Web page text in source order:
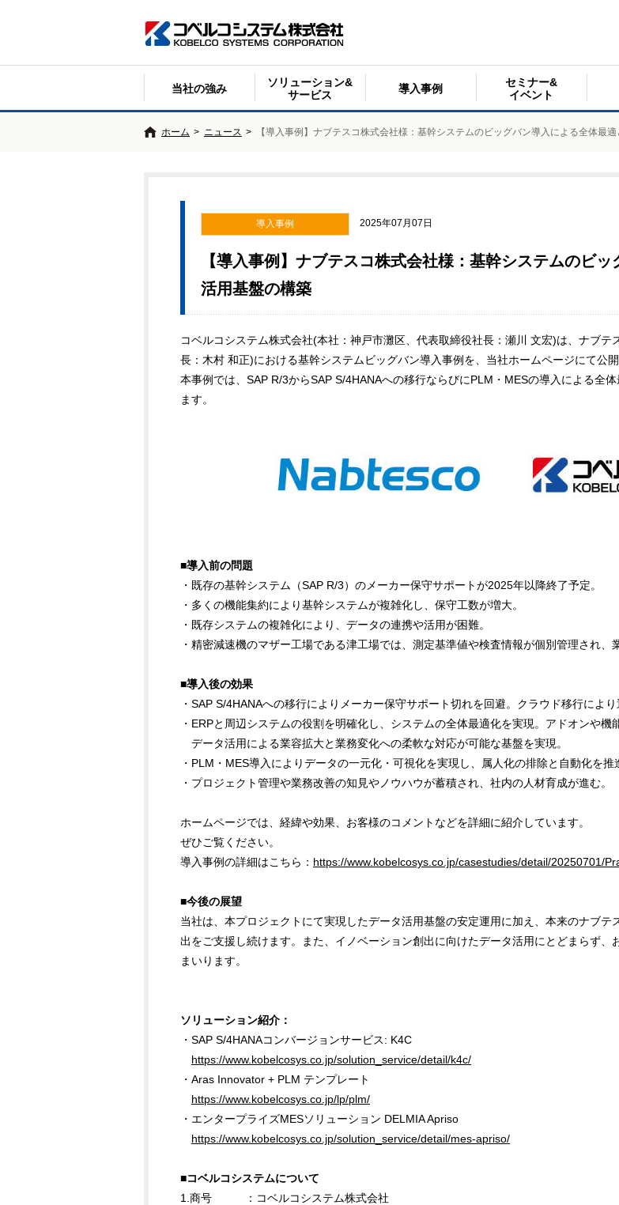
当社の強み
ソリューション&
サービス
導入事例
セミナー&
イベント
ホーム > ニュース > 【導入事例】ナブテスコ株式会社様：基幹システムのビッグバン導入による全体最
導入事例 2025年07月07日
【導入事例】ナブテスコ株式会社様：基幹システムのビ
活用基盤の構築
コベルコシステム株式会社(本社：神戸市灘区、代表取締役社長：瀬川 文宏)は、ナブ
長：木村 和正)における基幹システムビッグバン導入事例を、当社ホームページにて公開
本事例では、SAP R/3からSAP S/4HANAへの移行ならびにPLM・MESの導入による全
ます。
■導入前の問題
・既存の基幹システム（SAP R/3）のメーカー保守サポートが2025年以降終了予定。
・多くの機能集約により基幹システムが複雑化し、保守工数が増大。
・既存システムの複雑化により、データの連携や活用が困難。
・精密減速機のマザー工場である津工場では、測定基準値や検査情報が個別管理され、
■導入後の効果
・SAP S/4HANAへの移行によりメーカー保守サポート切れを回避。クラウド移行により
・ERPと周辺システムの役割を明確化し、システムの全体最適化を実現。アドオンや機
データ活用による業容拡大と業務変化への柔軟な対応が可能な基盤を実現。
・PLM・MES導入によりデータの一元化・可視化を実現し、属人化の排除と自動化を推
・プロジェクト管理や業務改善の知見やノウハウが蓄積され、社内の人材育成が進む。
ホームページでは、経緯や効果、お客様のコメントなどを詳細に紹介しています。
ぜひご覧ください。
導入事例の詳細はこちら： https://www.kobelcosys.co.jp/casestudies/detail/20250701/
■今後の展望
当社は、本プロジェクトにて実現したデータ活用基盤の安定運用に加え、本来のナブ
出をご支援し続けます。また、イノベーション創出に向けたデータ活用にとどまらず
まいります。
ソリューション紹介：
・SAP S/4HANAコンバージョンサービス: K4C
https://www.kobelcosys.co.jp/solution_service/detail/k4c/
・Aras Innovator + PLM テンプレート
https://www.kobelcosys.co.jp/lp/plm/
・エンタープライズMESソリューション DELMIA Apriso
https://www.kobelcosys.co.jp/solution_service/detail/mes-apriso/
■コベルコシステムについて
1.商号 ：コベルコシステム株式会社